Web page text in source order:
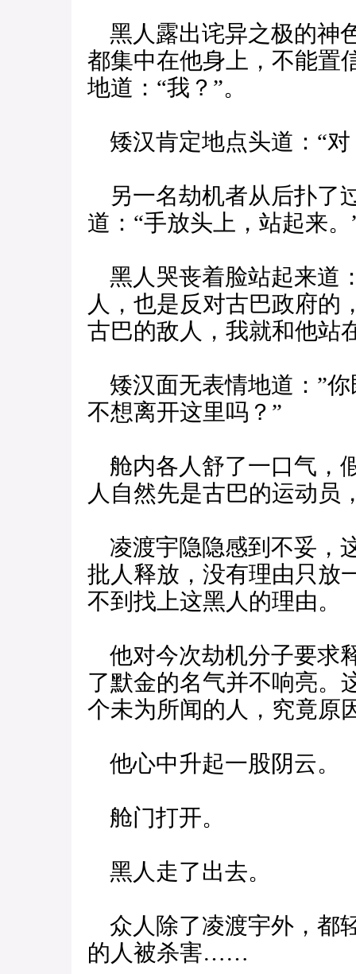
黑人露出诧异之极的神
都集中在他身上，不能置
地道：“我？”。
矮汉肯定地点头道：“对
另一名劫机者从后扑了
道：“手放头上，站起来。
黑人哭丧着脸站起来道
人，也是反对古巴政府的
古巴的敌人，我就和他
矮汉面无表情地道：”
不想离开这里吗？”
舱内各人舒了一口气，
人自然先是古巴的运动员
凌渡宇隐隐感到不妥，
批人释放，没有理由只放
不到找上这黑人的理由。
他对今次劫机分子要求
了默金的名气并不响亮。
个未为所闻的人，究竟原
他心中升起一股阴云。
舱门打开。
黑人走了出去。
众人除了凌渡宇外，都
的人被杀害……